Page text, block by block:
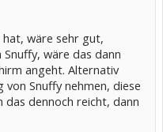
wäre sehr gut,
wäre das dann
angeht. Alternativ
Snuffy nehmen, diese
das dennoch reicht, dann